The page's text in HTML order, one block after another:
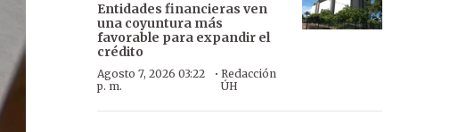
Entidades financieras ven
una coyuntura más
favorable para expandir el
crédito
Agosto 7, 2026 03:22
p. m.
· Redacción
ÚH